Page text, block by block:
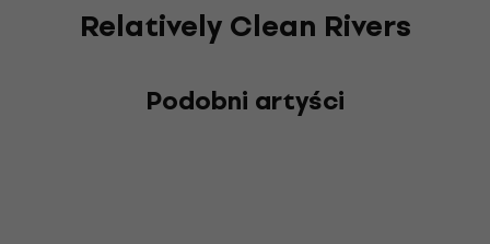
Relatively Clean Rivers
Podobni artyści